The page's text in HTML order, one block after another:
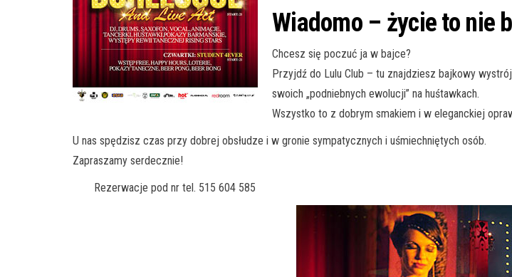
Wiadomo – życie to nie
Chcesz się poczuć ja w bajce?
Przyjdź do Lulu Club – tu znajdziesz bajkowy
swoich „podniebnych ewolucji” na huśtawkach.
Wszystko to z dobrym smakiem i w eleganckiej
U nas spędzisz czas przy dobrej obsłudze i w gronie sympatycznych i uśmiechniętych osób.
Zapraszamy serdecznie!
Rezerwacje pod nr tel. 515 604 585